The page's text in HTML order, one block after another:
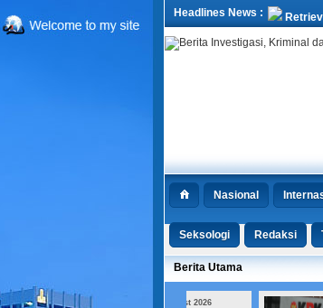
Headlines News :
Nasional
Seksologi Redaksi
Berita Utama
03